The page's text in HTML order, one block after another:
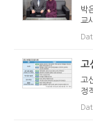
박
교
고
고
정